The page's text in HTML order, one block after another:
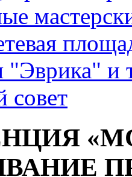
"Эврика" и
совет